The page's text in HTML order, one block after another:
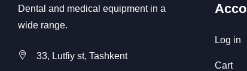
Dental and medical equipment in a
wide range.
33, Lutfiy st, Tashkent
Log in
Cart